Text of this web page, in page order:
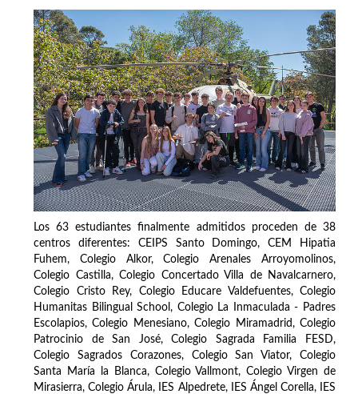
Los 63 estudiantes finalmente admitidos proceden de 38
centros diferentes: CEIPS Santo Domingo, CEM Hipatia
Fuhem, Colegio Alkor, Colegio Arenales Arroyomolinos,
Colegio Castilla, Colegio Concertado Villa de Navalcarnero,
Colegio Cristo Rey, Colegio Educare Valdefuentes, Colegio
Humanitas Bilingual School, Colegio La Inmaculada - Padres
Escolapios, Colegio Menesiano, Colegio Miramadrid, Colegio
Patrocinio de San José, Colegio Sagrada Familia FESD,
Colegio Sagrados Corazones, Colegio San Viator, Colegio
Santa María la Blanca, Colegio Vallmont, Colegio Virgen de
Mirasierra, Colegio Árula, IES Alpedrete, IES Ángel Corella, IES